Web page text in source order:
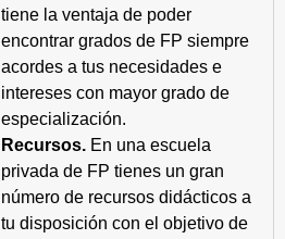
tiene la ventaja de poder
encontrar grados de FP siempre
acordes a tus necesidades e
intereses con mayor grado de
especialización.
Recursos. En una escuela
privada de FP tienes un gran
número de recursos didácticos a
tu disposición con el objetivo de